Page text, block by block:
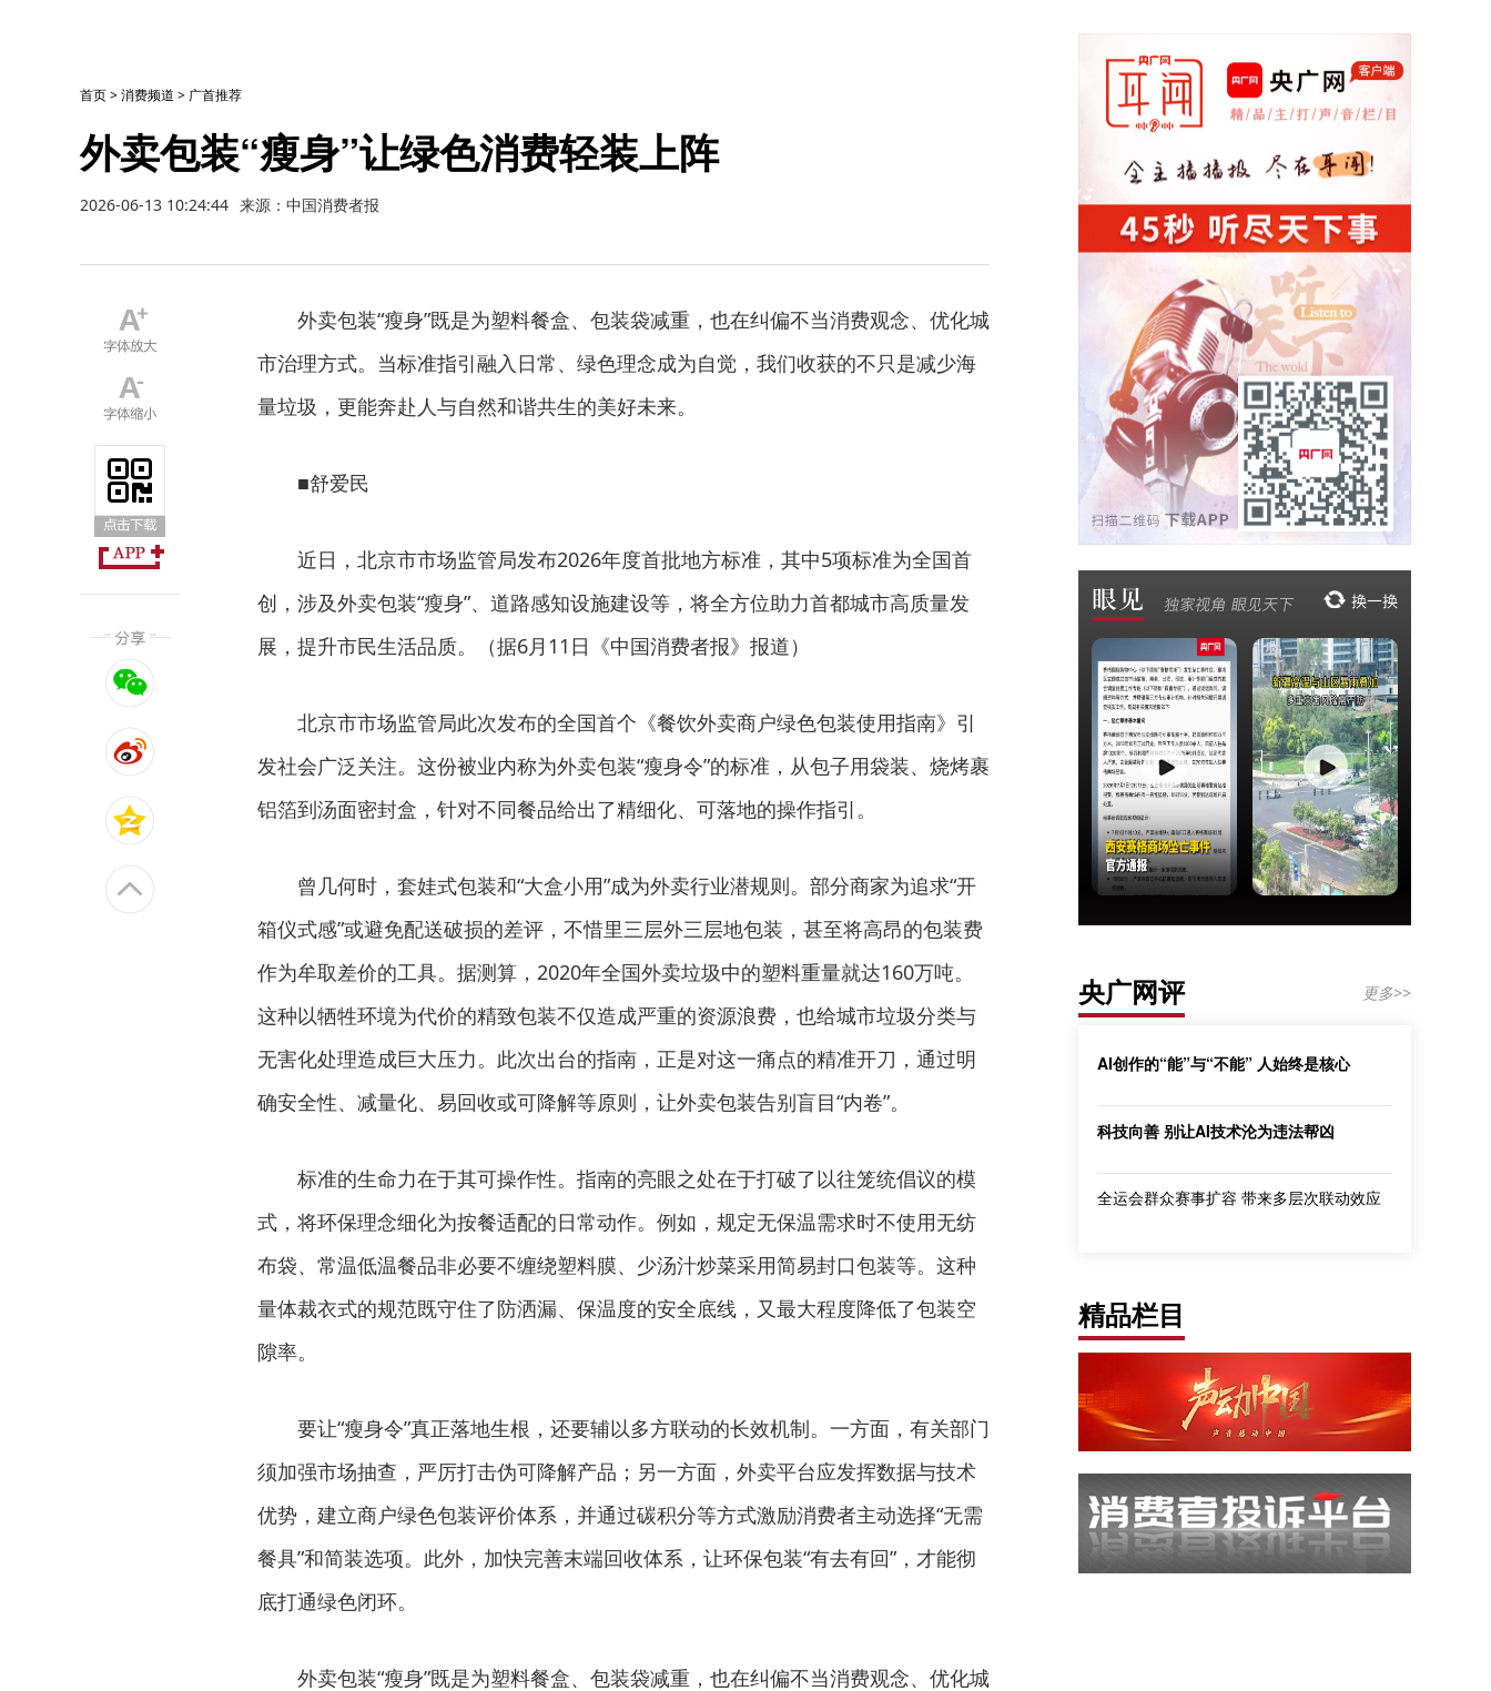
首页>消费频道 > 广首推荐
外卖包装“瘦身”让绿色消费轻装上阵
2026-06-13 10:24:44 来源：中国消费者报
外卖包装“瘦身”既是为塑料餐盒、包装袋减重，也在纠偏不当消费观念、优化城
市治理方式。当标准指引融入日常、绿色理念成为自觉，我们收获的不只是减少海
量垃圾，更能奔赴人与自然和谐共生的美好未来。
■舒爱民
近日，北京市市场监管局发布2026年度首批地方标准，其中5项标准为全国首
创，涉及外卖包装“瘦身”、道路感知设施建设等，将全方位助力首都城市高质量发
展，提升市民生活品质。（据6月11日《中国消费者报》报道）
北京市市场监管局此次发布的全国首个《餐饮外卖商户绿色包装使用指南》引
发社会广泛关注。这份被业内称为外卖包装“瘦身令”的标准，从包子用袋装、烧烤裹
铝箔到汤面密封盒，针对不同餐品给出了精细化、可落地的操作指引。
曾几何时，套娃式包装和“大盒小用”成为外卖行业潜规则。部分商家为追求“开
箱仪式感”或避免配送破损的差评，不惜里三层外三层地包装，甚至将高昂的包装费
作为牟取差价的工具。据测算，2020年全国外卖垃圾中的塑料重量就达160万吨。
这种以牺牲环境为代价的精致包装不仅造成严重的资源浪费，也给城市垃圾分类与
无害化处理造成巨大压力。此次出台的指南，正是对这一痛点的精准开刀，通过明
确安全性、减量化、易回收或可降解等原则，让外卖包装告别盲目“内卷”。
标准的生命力在于其可操作性。指南的亮眼之处在于打破了以往笼统倡议的模
式，将环保理念细化为按餐适配的日常动作。例如，规定无保温需求时不使用无纺
布袋、常温低温餐品非必要不缠绕塑料膜、少汤汁炒菜采用简易封口包装等。这种
量体裁衣式的规范既守住了防洒漏、保温度的安全底线，又最大程度降低了包装空
隙率。
要让“瘦身令”真正落地生根，还要辅以多方联动的长效机制。一方面，有关部门
须加强市场抽查，严厉打击伪可降解产品；另一方面，外卖平台应发挥数据与技术
优势，建立商户绿色包装评价体系，并通过碳积分等方式激励消费者主动选择“无需
餐具”和简装选项。此外，加快完善末端回收体系，让环保包装“有去有回”，才能彻
底打通绿色闭环。
外卖包装“瘦身”既是为塑料餐盒、包装袋减重，也在纠偏不当消费观念、优化城
央广网评 更多>>
AI创作的“能”与“不能” 人始终是核心
科技向善 别让AI技术沦为违法帮凶
全运会群众赛事扩容 带来多层次联动效应
精品栏目